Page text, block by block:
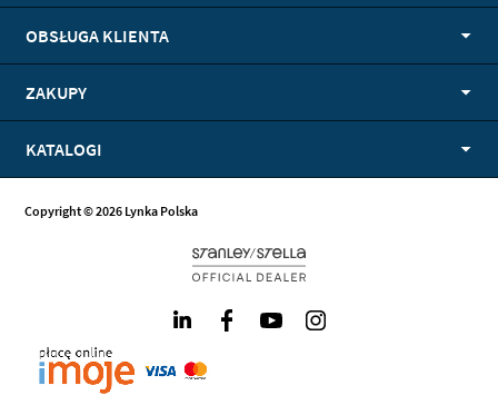
OBSŁUGA KLIENTA
ZAKUPY
KATALOGI
Copyright © 2026 Lynka Polska